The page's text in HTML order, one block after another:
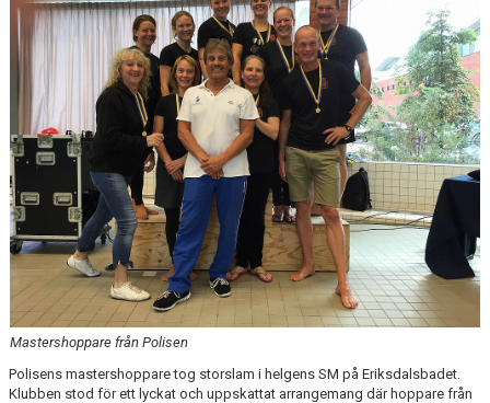
PRIVATLEKTION
SKOLOR/FÖRENINGAR
PRESENTKORT
Mastershoppare från Polisen
Polisens mastershoppare tog storslam i helgens SM på Eriksdalsbadet.
Klubben stod för ett lyckat och uppskattat arrangemang där hoppare från